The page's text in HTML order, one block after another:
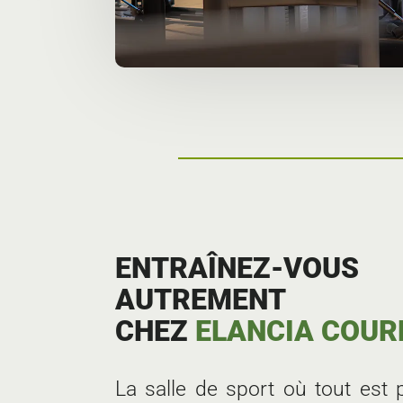
ENTRAÎNEZ-VOUS
AUTREMENT
CHEZ ELANCIA
La salle de sport où tout est